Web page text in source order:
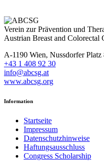
Verein zur Prävention und
Austrian Breast and
A-1190 Wien, Nussdorfer Platz
+43 1 408 92 30
info@abcsg.at
www.abcsg.org
Information
Startseite
Impressum
Datenschutzhinweise
Haftungsausschluss
Congress Scholarship